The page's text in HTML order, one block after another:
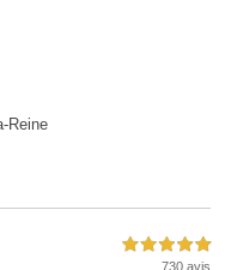
Reine
5,0 étoiles sur 5
730 avis